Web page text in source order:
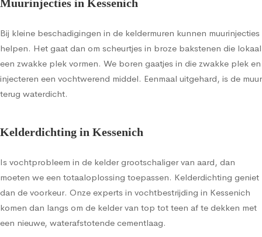
Muurinjecties in Kessenich
Bij kleine beschadigingen in de keldermuren kunnen muurinjecties
helpen. Het gaat dan om scheurtjes in broze bakstenen die lokaal
een zwakke plek vormen. We boren gaatjes in die zwakke plek en
injecteren een vochtwerend middel. Eenmaal uitgehard, is de muur
terug waterdicht.
Kelderdichting in Kessenich
Is vochtprobleem in de kelder grootschaliger van aard, dan
moeten we een totaaloplossing toepassen. Kelderdichting geniet
dan de voorkeur. Onze experts in vochtbestrijding in Kessenich
komen dan langs om de kelder van top tot teen af te dekken met
een nieuwe, waterafstotende cementlaag.